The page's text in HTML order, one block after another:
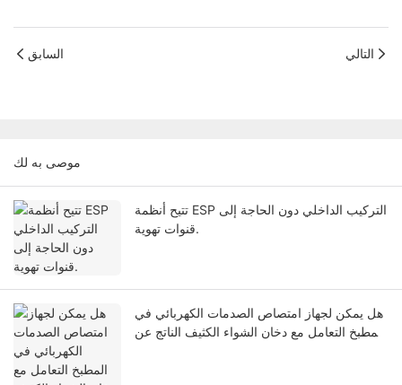
السابق التالي
موصى به لك
تتيح أنظمة ESP التركيب الداخلي دون الحاجة إلى
قنوات تهوية.
هل يمكن لجهاز امتصاص الصدمات الكهربائي في
المطبخ التعامل مع دخان الشواء الكثيف الناتج عن